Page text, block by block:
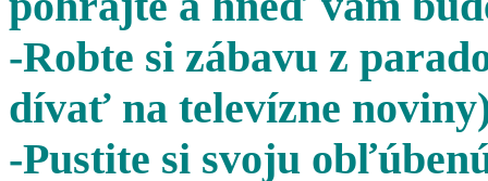
-Robte si zábavu z
dívať na televízne
-Pustite si svoju